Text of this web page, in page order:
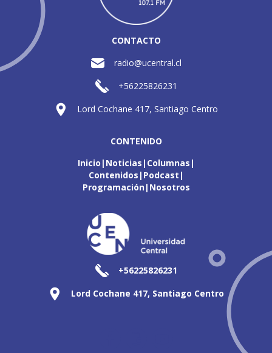
CONTACTO
radio@ucentral.cl
+56225826231
Lord Cochane 417, Santiago Centro
CONTENIDO
Inicio Noticias Columnas
Contenidos Podcast
Programación Nosotros
+56225826231
Lord Cochane 417, Santiago Centro